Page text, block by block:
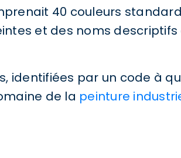
40 couleurs
et des noms
identifiées par un code à
de la peinture